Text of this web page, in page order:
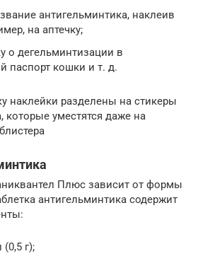
антигельминтика, наклеив
на аптечку;
о дегельминтизации в
паспорт кошки и т. д.
наклейки разделены на стикеры
которые уместятся даже на
Плюс зависит от формы
антигельминтика содержит
г);